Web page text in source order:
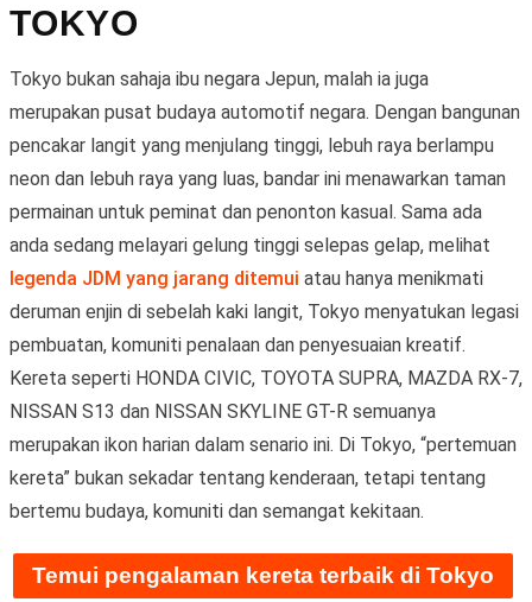
TOKYO
Tokyo bukan sahaja ibu negara Jepun, malah ia juga
merupakan pusat budaya automotif negara. Dengan bangunan
pencakar langit yang menjulang tinggi, lebuh raya berlampu
neon dan lebuh raya yang luas, bandar ini menawarkan taman
permainan untuk peminat dan penonton kasual. Sama ada
anda sedang melayari gelung tinggi selepas gelap, melihat
legenda JDM yang jarang ditemui atau hanya menikmati
deruman enjin di sebelah kaki langit, Tokyo menyatukan legasi
pembuatan, komuniti penalaan dan penyesuaian kreatif.
Kereta seperti HONDA CIVIC, TOYOTA SUPRA, MAZDA RX-7,
NISSAN S13 dan NISSAN SKYLINE GT-R semuanya
merupakan ikon harian dalam senario ini. Di Tokyo, “pertemuan
kereta” bukan sekadar tentang kenderaan, tetapi tentang
bertemu budaya, komuniti dan semangat kekitaan.
Temui pengalaman kereta terbaik di Tokyo